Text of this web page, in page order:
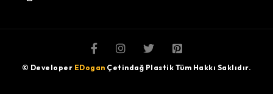
© Developer EDogan Çetindağ Plastik Tüm Hakkı Saklıdır.